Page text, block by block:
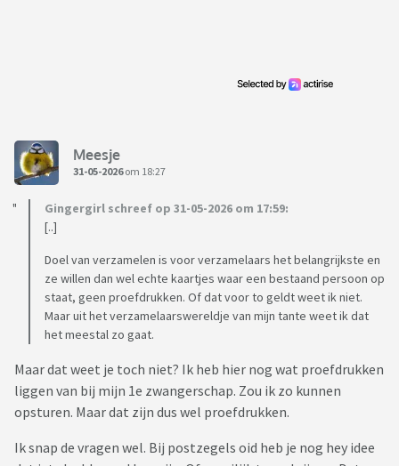
Meesje
31-05-2026om 18:27
Gingergirl schreef op 31-05-2026 om 17:59:
[..]
Doel van verzamelen is voor verzamelaars het belangrijkste en
ze willen dan wel echte kaartjes waar een bestaand persoon op
staat, geen proefdrukken. Of dat voor to geldt weet ik niet.
Maar uit het verzamelaarswereldje van mijn tante weet ik dat
het meestal zo gaat.
Maar dat weet je toch niet? Ik heb hier nog wat proefdrukken
liggen van bij mijn 1e zwangerschap. Zou ik zo kunnen
opsturen. Maar dat zijn dus wel proefdrukken.
Ik snap de vragen wel. Bij postzegels oid heb je nog hey idee